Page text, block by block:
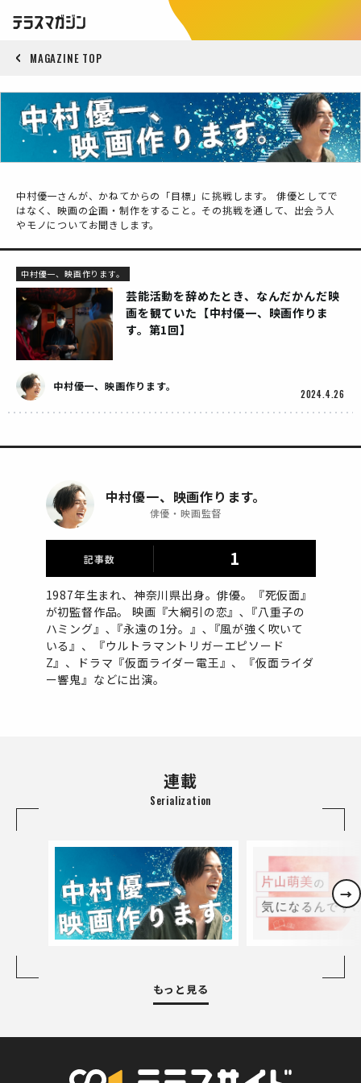
MAGAZINE TOP
中村優一さんが、かねてからの「目標」に挑戦します。 俳優としてで
はなく、映画の企画・制作をすること。その挑戦を通して、出会う人
やモノについてお聞きします。
中村優一、映画作ります。
芸能活動を辞めたとき、なんだかんだ映
画を観ていた【中村優一、映画作りま
す。第1回】
中村優一、映画作ります。
2024.4.26
中村優一、映画作ります。
俳優・映画監督
記事数 1
1987年生まれ、神奈川県出身。俳優。『死仮面』
が初監督作品。 映画『大綱引の恋』､『八重子の
ハミング』､『永遠の1分。』､『風が強く吹いて
いる』、『ウルトラマントリガーエピソード
Z』、ドラマ『仮面ライダー電王』、『仮面ライダ
ー響鬼』などに出演。
連載
Serialization
→
もっと見る